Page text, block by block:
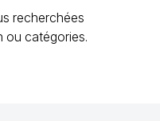
recherchées
ou catégories.